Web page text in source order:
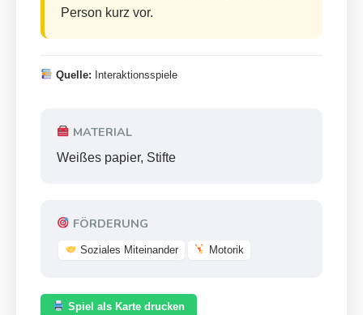
Person kurz vor.
Quelle: Interaktionsspiele
MATERIAL
Weißes papier, Stifte
FÖRDERUNG
Soziales Miteinander Motorik
Spiel als Karte drucken